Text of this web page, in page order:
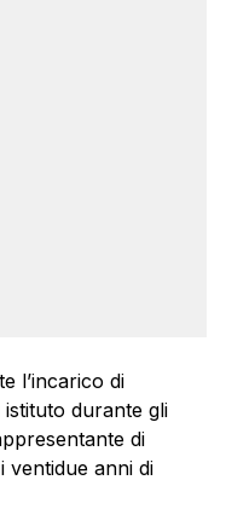
l’incarico di
durante gli
di
ventidue anni di